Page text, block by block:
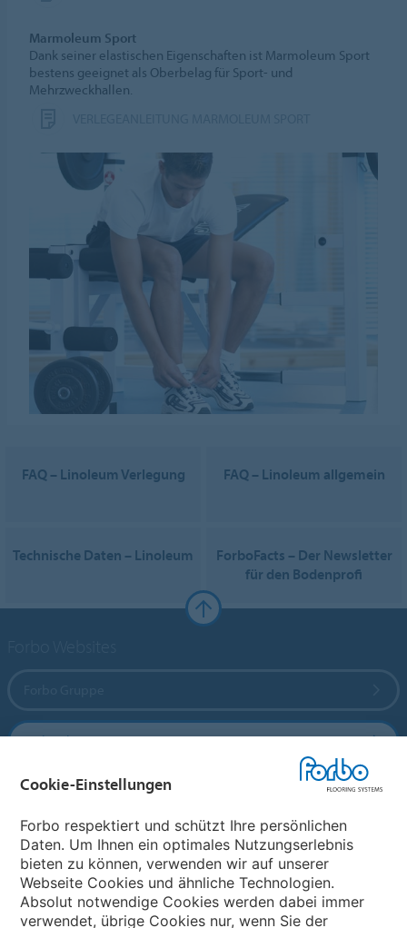
Marmoleum Sport
Dank seiner elastischen Eigenschaften ist Marmoleum Sport
bestens geeignet als Oberbelag für Sport- und
Mehrzweckhallen.
FAQ – Linoleum Verlegung FAQ – Linoleum allgemein
Technische Daten – Linoleum
ForboFacts – Der Newsletter
für den Bodenprofi
Forbo Flooring Systems
Forbo Movement Systems
Land auswählen
Land auswählen
Cookie-Einstellungen
Forbo respektiert und schützt Ihre persönlichen
Daten. Um Ihnen ein optimales Nutzungserlebnis
bieten zu können, verwenden wir auf unserer
Webseite Cookies und ähnliche Technologien.
Absolut notwendige Cookies werden dabei immer
verwendet, übrige Cookies nur, wenn Sie der